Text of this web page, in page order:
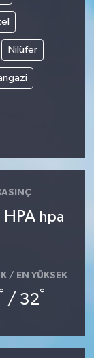
Nilüfer
hpa
/ EN YÜKSEK
° / 32°